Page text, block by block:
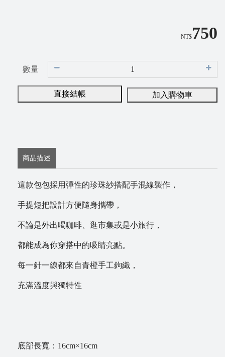
NT$750
數量
直接結帳 加入購物車
商品描述
這款包包採用彈性的珍珠紗搭配手混線製作，
手提短把設計方便隨身攜帶，
不論是外出喝咖啡、逛市集或是小旅行，
都能成為你穿搭中的吸睛亮點。
每一針一線都來自青橙手工鉤織，
充滿溫度與獨特性
底部長寬：16cm×16cm